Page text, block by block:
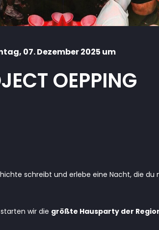
, 07. Dezember 2025 um
OEPPING
schreibt und erlebe eine Nacht, die du
starten wir die größte Hausparty der